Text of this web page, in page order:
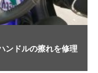
ンドルの擦れを修理